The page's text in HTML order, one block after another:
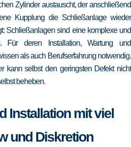
Zylinder austauscht, der anschließend
Kupplung die Schließanlage wieder
Schließanlagen sind eine komplexe und
Für deren Installation, Wartung und
als auch Berufserfahrung notwendig.
kann selbst den geringsten Defekt nicht
beheben.
Installation mit viel
und Diskretion